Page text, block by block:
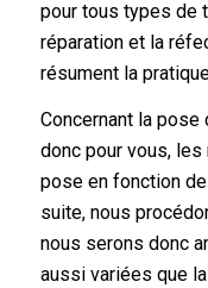
pour tous types de
réparation et la
résument la
Concernant la
donc pour vous,
pose en fonction
suite, nous
nous serons donc
aussi variées que